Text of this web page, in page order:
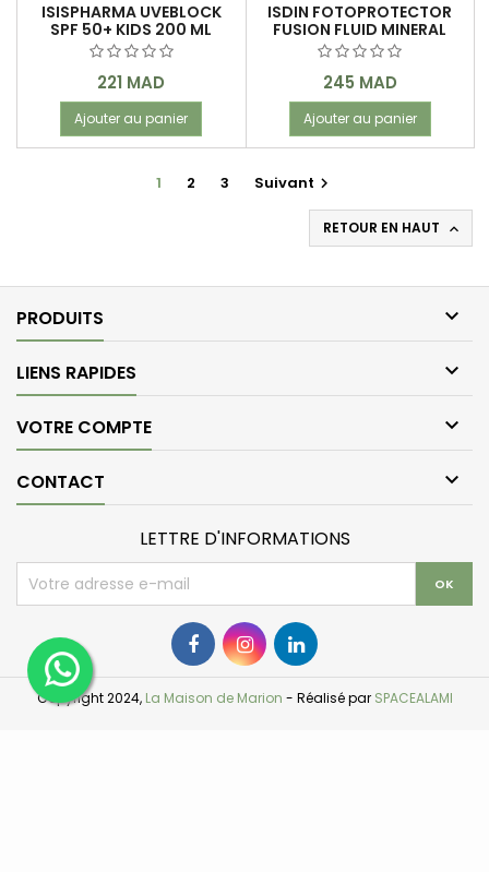
ISISPHARMA UVEBLOCK
SPF 50+ KIDS 200 ML
Prix
221 MAD
Ajouter au panier
ISDIN FOTOPROTECTOR
FUSION FLUID MINERAL
BABY PEDIATRICS SPF 50+
50 ML
Prix
245 MAD
Ajouter au panier
1 2 3 Suivant 
RETOUR EN HAUT 
PRODUITS 
LIENS RAPIDES 
VOTRE COMPTE 
CONTACT 
LETTRE D'INFORMATIONS
Copyright 2024, La Maison de Marion - Réalisé par SPACEALAMI